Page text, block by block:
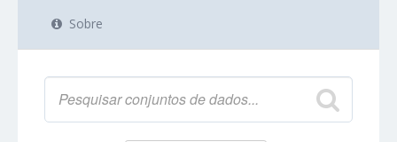
Sobre